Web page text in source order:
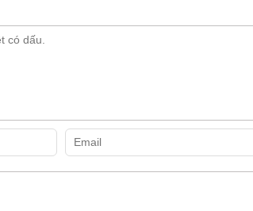
chú ý bởi thiết kế tinh tế và hiện đại.
khả năng chịu lực tốt. Phần thân trên